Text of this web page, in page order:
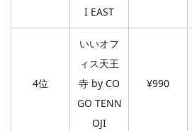
I EAST
4位
いいオフ
ィス天王
寺 by CO
GO TENN
OJI
¥990